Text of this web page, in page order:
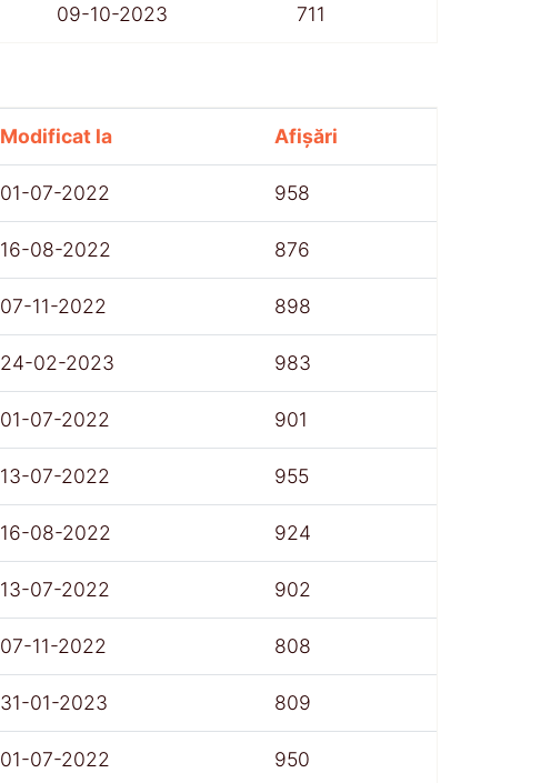
09-10-2023 711
Modificat la Afișări
01-07-2022 958
16-08-2022 876
07-11-2022 898
24-02-2023 983
01-07-2022 901
13-07-2022 955
16-08-2022 924
13-07-2022 902
07-11-2022 808
31-01-2023 809
01-07-2022 950